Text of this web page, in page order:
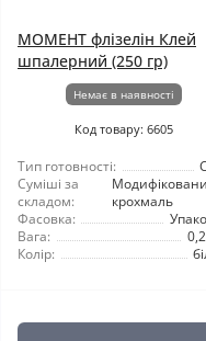
МОМЕНТ флізелін Клей
шпалерний (250 гр)
Немає в наявності
Код товару: 6605
Тип готовності:
Суміші за
складом:
крохмаль
Фасовка:
Вага:
Колір: